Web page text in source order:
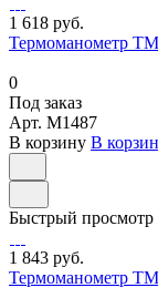
1 618 руб.
Термоманометр
0
Под заказ
Арт. M1487
В корзину В
Быстрый просмотр
1 843 руб.
Термоманометр